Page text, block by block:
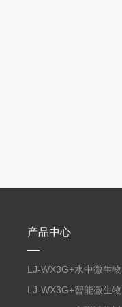
产品中心
LJ-WX3G+水中微生物
膜过滤装置
LJ-WX3G+智能微生物